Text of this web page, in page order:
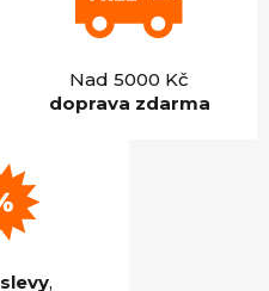
Nad 5000 Kč
doprava zdarma
slevy,